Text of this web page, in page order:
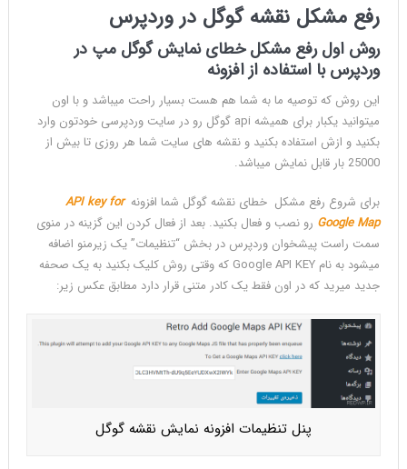
بدلیل
تغییرات
در
شرایط
استفاده
از
سرویسهای
خود
استفاده
از
گوگل
مپ
را
api
ممکن
ساخته.
رفع مشکل نقشه گوگل در وردپرس
روش اول رفع مشکل خطای نمایش گوگل مپ در
وردپرس با استفاده از افزونه
این روش که توصیه ما به شما هم هست بسیار راحت میباشد و با اون
میتوانید یکبار برای همیشه api گوگل رو در سایت وردپرسی خودتون وارد
بکنید و ازش استفاده بکنید و نقشه های سایت شما هر روزی تا بیش از
25000 بار قابل نمایش میباشد.
برای شروع رفع مشکل خطای نقشه گوگل شما افزونه API key for
Google Map رو نصب و فعال بکنید. بعد از فعال کردن این گزینه در منوی
سمت راست پیشخوان وردپرس در بخش “تنظیمات” یک زیرمنو اضافه
میشود به نام Google API KEY که وقتی روش کلیک بکنید به یک صحفه
جدید میرید که در اون فقط یک کادر متنی قرار دارد مطابق عکس زیر:
پنل تنظیمات افزونه نمایش نقشه گوگل